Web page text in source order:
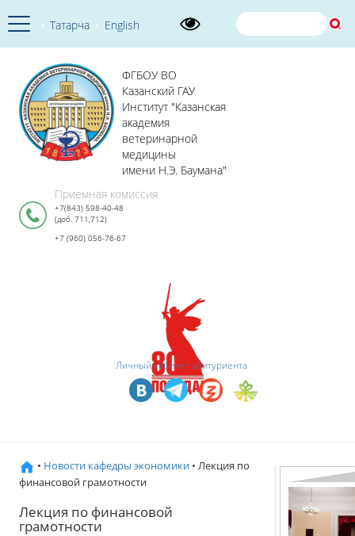
Татарча English
ФГБОУ ВО
Казанский ГАУ
Институт "Казанская
академия
ветеринарной
медицины
имени Н.Э. Баумана"
Приемная комиссия
+7(843) 598-40-48
(доб. 711,712)
+7 (960) 056-76-67
Личный кабинет абитуриента
• Новости кафедры экономики • Лекция по
финансовой грамотности
Лекция по финансовой
грамотности